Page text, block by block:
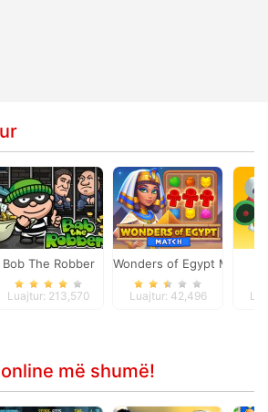
Bob The Robber
Luajtur: 213,570
Wonders of Egypt Match
Luajtur: 42,496
më shumë!